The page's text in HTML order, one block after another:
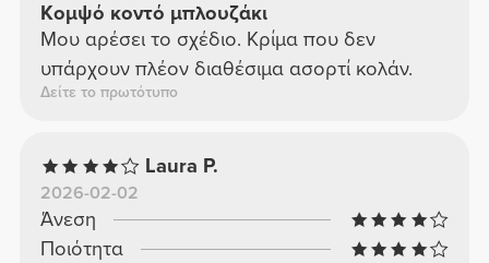
Κομψό κοντό μπλουζάκι
Μου αρέσει το σχέδιο. Κρίμα που δεν
υπάρχουν πλέον διαθέσιμα ασορτί κολάν.
Δείτε το πρωτότυπο
Laura P.
2026-02-02
Άνεση
Ποιότητα